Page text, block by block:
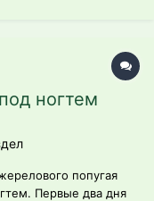
ногтем
попугая
Первые два дня